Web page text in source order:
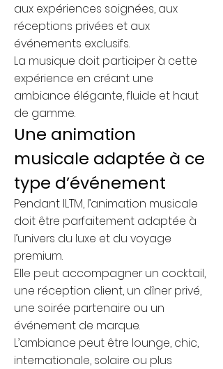
aux expériences soignées, aux
réceptions privées et aux
événements exclusifs.
La musique doit participer à cette
expérience en créant une
ambiance élégante, fluide et haut
de gamme.
Une animation
musicale adaptée à ce
type d’événement
Pendant ILTM, l’animation musicale
doit être parfaitement adaptée à
l’univers du luxe et du voyage
premium.
Elle peut accompagner un cocktail,
une réception client, un dîner privé,
une soirée partenaire ou un
événement de marque.
L’ambiance peut être lounge, chic,
internationale, solaire ou plus